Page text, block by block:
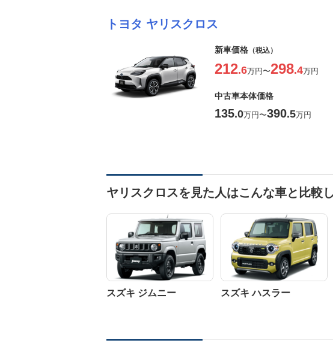
トヨタ ヤリスクロス
新車価格 （税込）
212.6万円〜298.4万円
中古車本体価格
135.0万円〜390.5万円
ヤリスクロスを見た人はこんな車と比較
スズキ ジムニー スズキ ハスラー